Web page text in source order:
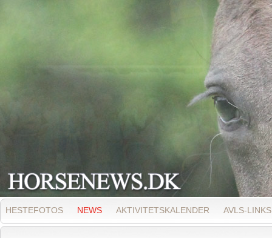
HESTEFOTOS NEWS AKTIVITETSKALENDER AVLS-LINKS